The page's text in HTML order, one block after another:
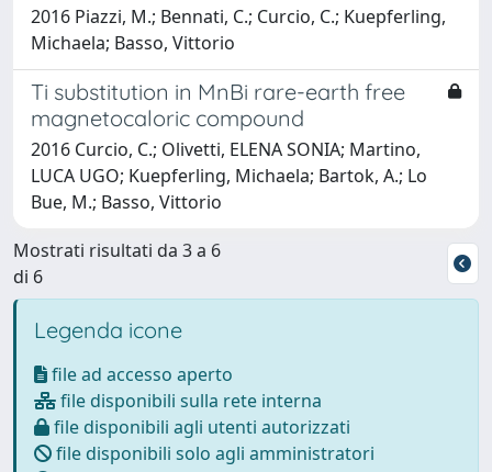
2016 Piazzi, M.; Bennati, C.; Curcio, C.; Kuepferling,
Michaela; Basso, Vittorio
Ti substitution in MnBi rare-earth free
magnetocaloric compound
2016 Curcio, C.; Olivetti, ELENA SONIA; Martino,
LUCA UGO; Kuepferling, Michaela; Bartok, A.; Lo
Bue, M.; Basso, Vittorio
Mostrati risultati da 3 a 6
di 6
Legenda icone
file ad accesso aperto
file disponibili sulla rete interna
file disponibili agli utenti autorizzati
file disponibili solo agli amministratori